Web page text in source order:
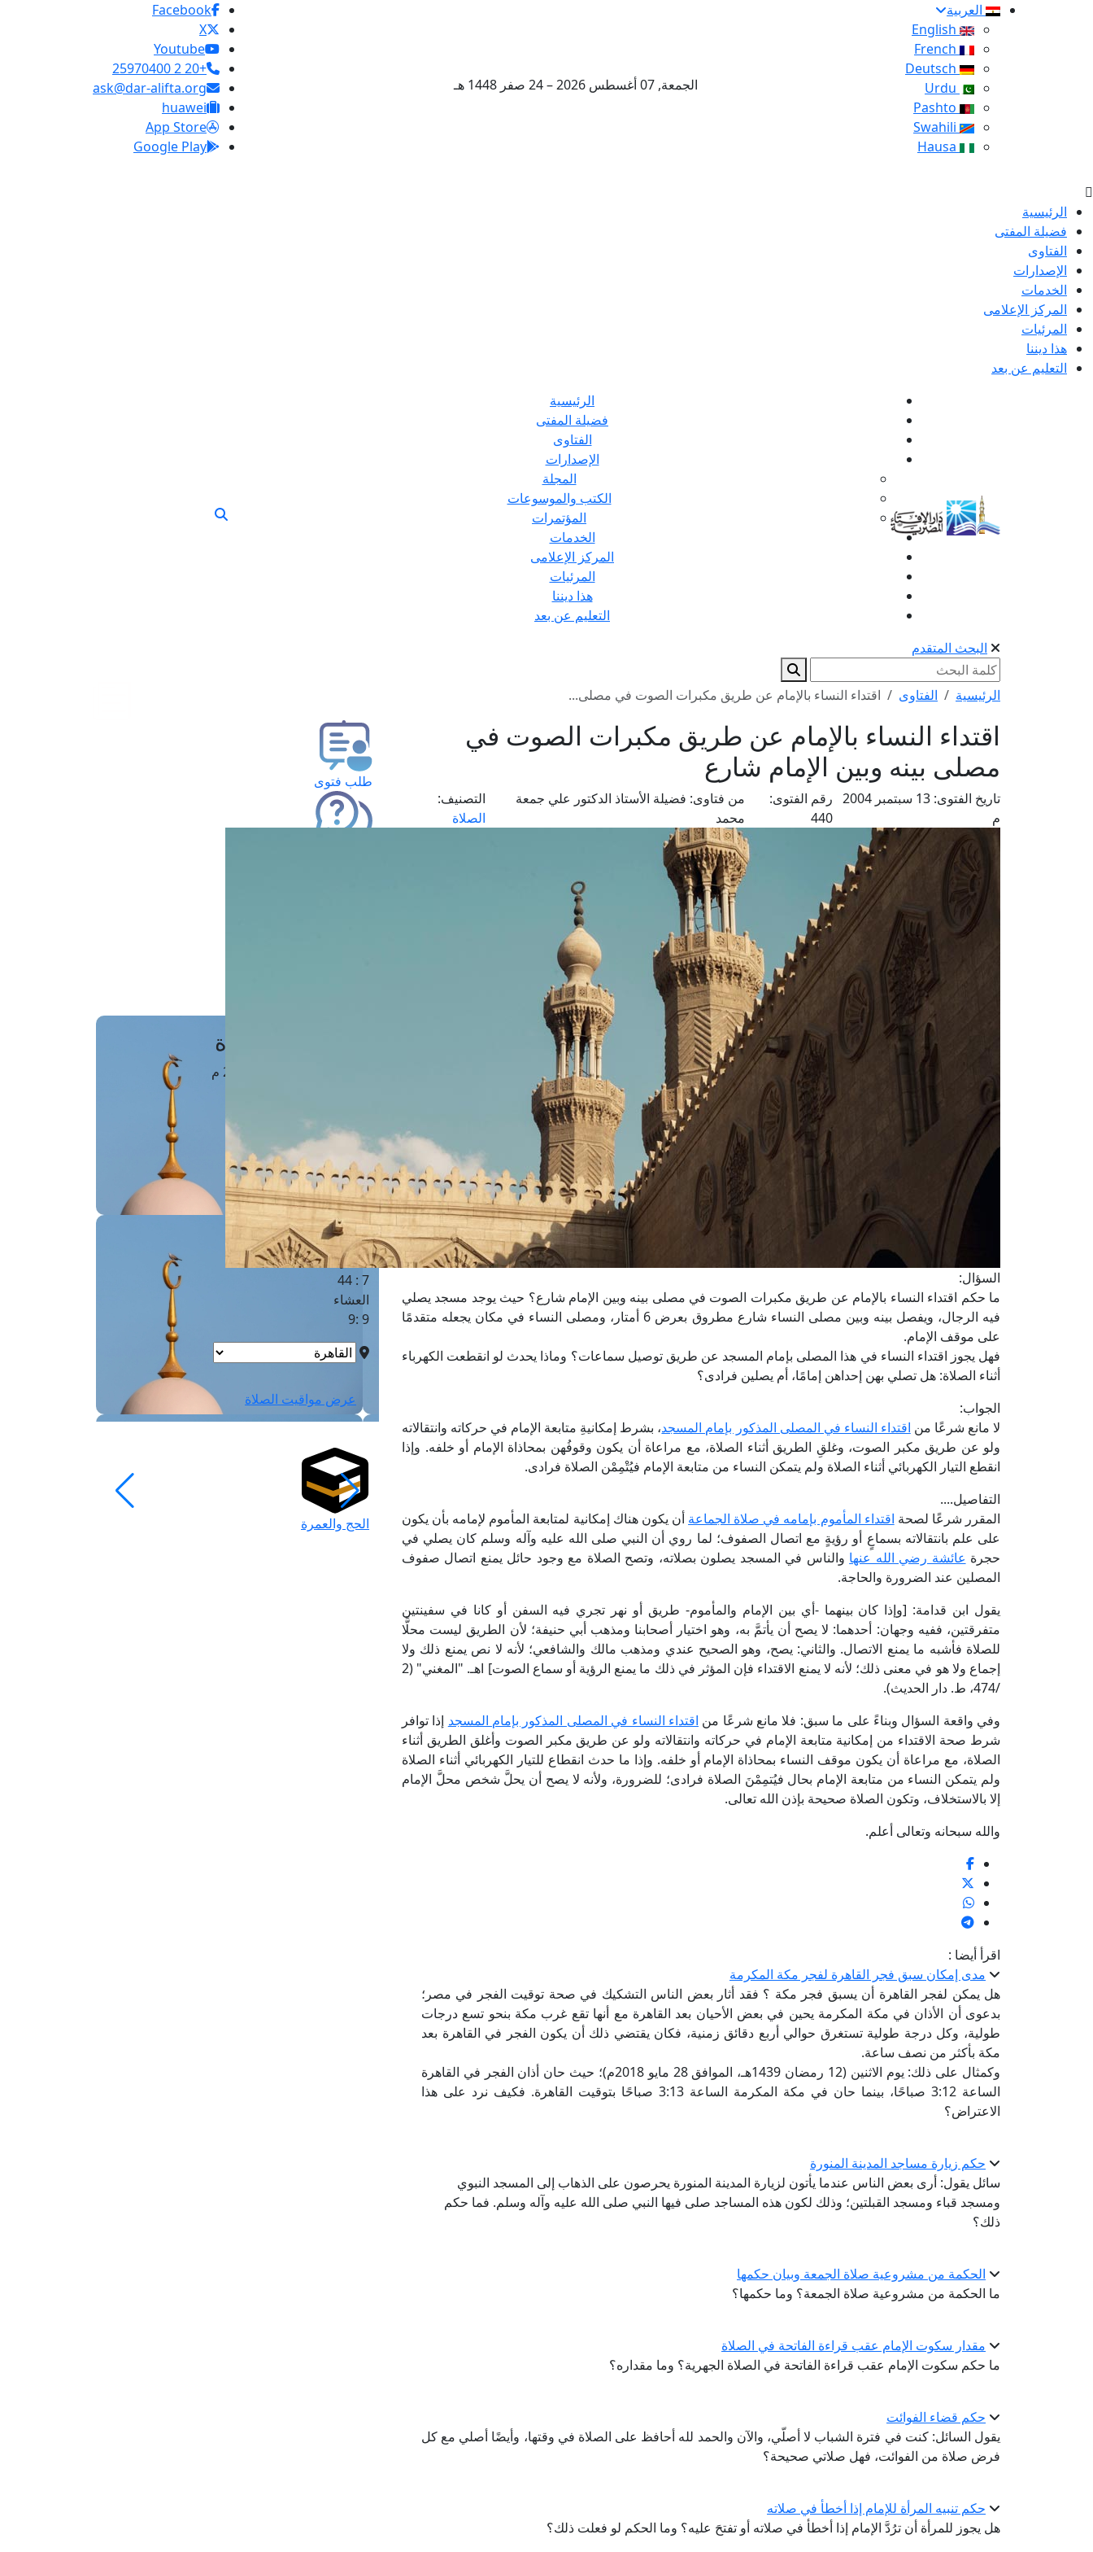
العربية
الجمعة, 07 أغسطس 2026 – 24 صفر 1448 هـ
Facebook
X
Youtube
+20 2 25970400
ask@dar-alifta.org
huawei
App Store
Google Play
الرئيسية
فضيلة المفتى
الفتاوى
الإصدارات
الخدمات
المركز الإعلامى
المرئيات
هذا ديننا
التعليم عن بعد
الرئيسية
فضيلة المفتى
الفتاوى
الإصدارات
المجلة
الكتب والموسوعات
المؤتمرات
الخدمات
المركز الإعلامى
المرئيات
هذا ديننا
التعليم عن بعد
البحث المتقدم
الرئيسية الفتاوى اقتداء النساء بالإمام عن طريق مكبرات الصوت في مصلى...
اقتداء النساء بالإمام عن طريق مكبرات الصوت في
مصلى بينه وبين الإمام شارع
تاريخ الفتوى:
13 سبتمبر 2004
م
رقم الفتوى:
440
من فتاوى: فضيلة الأستاذ الدكتور علي جمعة
محمد
التصنيف:
الصلاة
السؤال:
ما حكم اقتداء النساء بالإمام عن طريق مكبرات الصوت في مصلى بينه وبين الإمام شارع؟ حيث يوجد مسجد يصلي
فيه الرجال، ويفصل بينه وبين مصلى النساء شارع مطروق بعرض 6 أمتار، ومصلى النساء في مكان يجعله متقدمًا
على موقف الإمام.
فهل يجوز اقتداء النساء في هذا المصلى بإمام المسجد عن طريق توصيل سماعات؟ وماذا يحدث لو انقطعت الكهرباء
أثناء الصلاة: هل تصلي بهن إحداهن إمامًا، أم يصلين فرادى؟
الجواب:
لا مانع شرعًا من اقتداء النساء في المصلى المذكور بإمام المسجد، بشرط إمكانيةِ متابعة الإمام في حركاته وانتقالاته
ولو عن طريق مكبر الصوت، وغلقِ الطريق أثناء الصلاة، مع مراعاة أن يكون وقوفُهن بمحاذاة الإمام أو خلفه. وإذا
انقطع التيار الكهربائي أثناء الصلاة ولم يتمكن النساء من متابعة الإمام فيُتْمِمْن الصلاة فرادى.
التفاصيل....
المقرر شرعًا لصحة اقتداء المأموم بإمامه في صلاة الجماعة أن يكون هناك إمكانية لمتابعة المأموم لإمامه بأن يكون
على علم بانتقالاته بسماعٍ أو رؤيةٍ مع اتصال الصفوف؛ لما روي أن النبي صلى الله عليه وآله وسلم كان يصلي في
حجرة عائشة رضي الله عنها والناس في المسجد يصلون بصلاته، وتصح الصلاة مع وجود حائل يمنع اتصال صفوف
المصلين عند الضرورة والحاجة.
يقول ابن قدامة: [وإذا كان بينهما -أي بين الإمام والمأموم- طريق أو نهر تجري فيه السفن أو كانا في سفينتين
متفرقتين، ففيه وجهان: أحدهما: لا يصح أن يأتمَّ به، وهو اختيار أصحابنا ومذهب أبي حنيفة؛ لأن الطريق ليست محلًّا
للصلاة فأشبه ما يمنع الاتصال. والثاني: يصح، وهو الصحيح عندي ومذهب مالك والشافعي؛ لأنه لا نص يمنع ذلك ولا
إجماع ولا هو في معنى ذلك؛ لأنه لا يمنع الاقتداء فإن المؤثر في ذلك ما يمنع الرؤية أو سماع الصوت] اهـ. "المغني" (2
/474، ط. دار الحديث).
وفي واقعة السؤال وبناءً على ما سبق: فلا مانع شرعًا من اقتداء النساء في المصلى المذكور بإمام المسجد إذا توافر
شرط صحة الاقتداء من إمكانية متابعة الإمام في حركاته وانتقالاته ولو عن طريق مكبر الصوت وأغلق الطريق أثناء
الصلاة، مع مراعاة أن يكون موقف النساء بمحاذاة الإمام أو خلفه. وإذا ما حدث انقطاع للتيار الكهربائي أثناء الصلاة
ولم يتمكن النساء من متابعة الإمام بحال فيُتمِمْنَ الصلاة فرادى؛ للضرورة، ولأنه لا يصح أن يحلَّ شخص محلَّ الإمام
إلا بالاستخلاف، وتكون الصلاة صحيحة بإذن الله تعالى.
والله سبحانه وتعالى أعلم.
اقرأ أيضا :
مدى إمكان سبق فجر القاهرة لفجر مكة المكرمة
هل يمكن لفجر القاهرة أن يسبق فجر مكة ؟ فقد أثار بعض الناس التشكيك في صحة توقيت الفجر في مصر؛
بدعوى أن الأذان في مكة المكرمة يحين في بعض الأحيان بعد القاهرة مع أنها تقع غرب مكة بنحو تسع درجات
طولية، وكل درجة طولية تستغرق حوالي أربع دقائق زمنية، فكان يقتضي ذلك أن يكون الفجر في القاهرة بعد
مكة بأكثر من نصف ساعة.
وكمثال على ذلك: يوم الاثنين (12 رمضان 1439هـ، الموافق 28 مايو 2018م)؛ حيث حان أذان الفجر في القاهرة
الساعة 3:12 صباحًا، بينما حان في مكة المكرمة الساعة 3:13 صباحًا بتوقيت القاهرة. فكيف نرد على هذا
الاعتراض؟
حكم زيارة مساجد المدينة المنورة
سائل يقول: أرى بعض الناس عندما يأتون لزيارة المدينة المنورة يحرصون على الذهاب إلى المسجد النبوي
ومسجد قباء ومسجد القبلتين؛ وذلك لكون هذه المساجد صلى فيها النبي صلى الله عليه وآله وسلم. فما حكم
ذلك؟
الحكمة من مشروعية صلاة الجمعة وبيان حكمها
ما الحكمة من مشروعية صلاة الجمعة؟ وما حكمها؟
مقدار سكوت الإمام عقب قراءة الفاتحة في الصلاة
ما حكم سكوت الإمام عقب قراءة الفاتحة في الصلاة الجهرية؟ وما مقداره؟
حكم قضاء الفوائت
يقول السائل: كنت في فترة الشباب لا أصلّي، والآن والحمد لله أحافظ على الصلاة في وقتها، وأيضًا أصلي مع كل
فرض صلاة من الفوائت، فهل صلاتي صحيحة؟
حكم تنبيه المرأة للإمام إذا أخطأ في صلاته
هل يجوز للمرأة أن ترُدَّ الإمام إذا أخطأ في صلاته أو تفتحَ عليه؟ وما الحكم لو فعلت ذلك؟
طلب فتوى
مَواقِيتُ الصَّـــلاة
الشروق
الظهر
1 : 1
العصر
4:38
المغرب
7 : 44
العشاء
9 :9
عرض مواقيت الصلاة
الحج والعمرة